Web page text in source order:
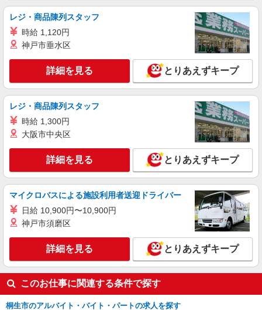
派遣社員
株式会社kotrio /●TK-H-1954516
桐生駅｜リハビリ補助などのデイサービス
時給1500円〜2125円 ＜日払い有/週払い有/交
通費全支給(ガソリン代含む)＞
群馬県桐生市
キープ 詳細を見る
株式会社kotrio /●TK-H-1991766
桐生駅｜サ高住STAFF＊落ち着いた雰囲気で
ゆったりお仕事♪
時給1500円〜2125円 ＜日払い有/週払い有/交
通費全支給(ガソリン代含む)＞
キープ 詳細を見る
レジ・商品陳列スタッフ
時給 1,120円
神戸市垂水区
詳細を見る とりあえずキープ
レジ・商品陳列スタッフ
時給 1,300円
大阪市中央区
詳細を見る とりあえずキープ
マイクロバスによる施設利用者送迎ドライバー
日給 10,900円〜10,900円
神戸市須磨区
詳細を見る とりあえずキープ
このお仕事に関連する条件で探す
桐生市のアルバイト・バイト・パートの求人を探す